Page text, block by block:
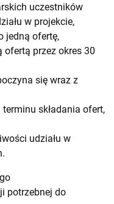
uczestników
w projekcie,
jedną ofertę,
ofertą przez okres 30
się wraz z
terminu składania ofert,
udziału w
potrzebnej do